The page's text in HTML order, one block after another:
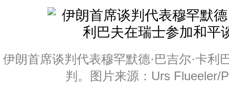
伊朗首席谈判代表穆罕默德·巴吉尔·卡利
判。图片来源：Urs Flueeler/